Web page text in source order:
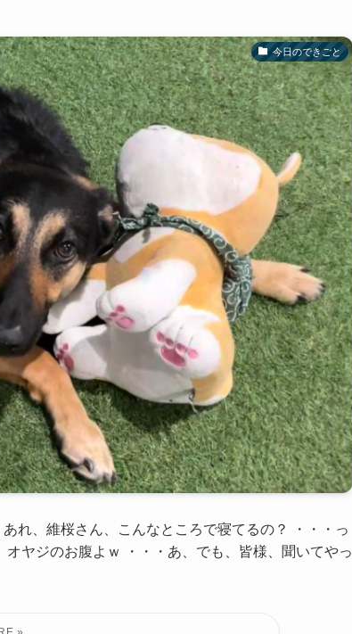
今日のできごと
れ、維桜さん、こんなところで寝てるの？ ・・・っ
ヤジのお腹よｗ ・・・あ、でも、皆様、聞いてやっ